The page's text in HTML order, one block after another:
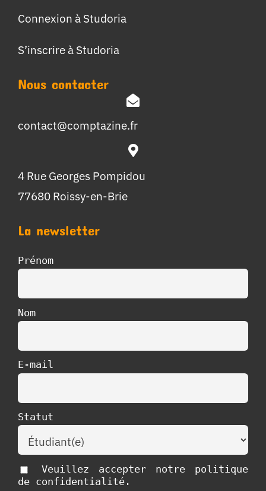
Connexion à Studoria
S’inscrire à Studoria
Nous contacter
contact@comptazine.fr
4 Rue Georges Pompidou
77680 Roissy-en-Brie
La newsletter
Prénom
Nom
E-mail
Statut
Veuillez accepter notre politique
de confidentialité.